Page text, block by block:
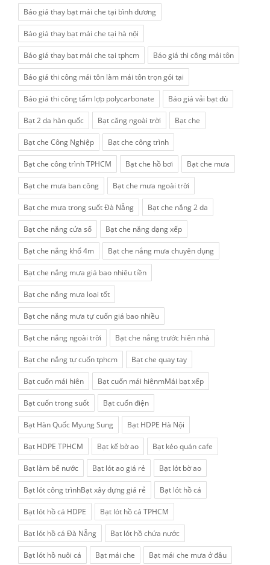
Báo giá thay bạt mái che tại bình dương
Báo giá thay bạt mái che tại hà nội
Báo giá thay bạt mái che tại tphcm Báo giá thi công mái tôn
Báo giá thi công mái tôn làm mái tôn trọn gói tại
Báo giá thi công tấm lợp polycarbonate Báo giá vải bạt dù
Bạt 2 da hàn quốc Bạt căng ngoài trời Bạt che
Bạt che Công Nghiệp Bạt che công trình
Bạt che công trình TPHCM Bạt che hồ bơi Bạt che mưa
Bạt che mưa ban công Bạt che mưa ngoài trời
Bạt che mưa trong suốt Đà Nẵng Bạt che nắng 2 da
Bạt che nắng cửa sổ Bạt che nắng dạng xếp
Bạt che nắng khổ 4m Bạt che nắng mưa chuyên dụng
Bạt che nắng mưa giá bao nhiêu tiền
Bạt che nắng mưa loại tốt
Bạt che nắng mưa tự cuốn giá bao nhiều
Bạt che nắng ngoài trời Bạt che nắng trước hiên nhà
Bạt che nắng tự cuốn tphcm Bạt che quay tay
Bạt cuốn mái hiên Bạt cuốn mái hiênmMái bạt xếp
Bạt cuốn trong suốt Bạt cuốn điện
Bạt Hàn Quốc Myung Sung Bạt HDPE Hà Nội
Bạt HDPE TPHCM Bạt kế bờ ao Bạt kéo quán cafe
Bạt làm bể nước Bạt lót ao giá rẻ Bạt lót bờ ao
Bạt lót công trìnhBạt xây dựng giá rẻ Bạt lót hồ cá
Bạt lót hồ cá HDPE Bạt lót hồ cá TPHCM
Bạt lót hồ cá Đà Nẵng Bạt lót hồ chứa nước
Bạt lót hồ nuôi cá Bạt mái che Bạt mái che mưa ở đâu